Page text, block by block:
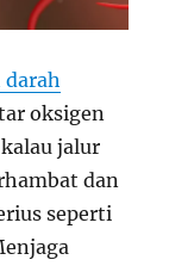
darah
oksigen
jalur
dan
seperti